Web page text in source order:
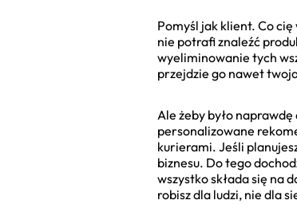
Pomyśl jak klient. Co
nie potrafi znaleźć
wyeliminowanie tych
przejdzie go nawet
Ale żeby było
personalizowane
kurierami. Jeśli
biznesu. Do tego
wszystko składa się na
robisz dla ludzi, nie dla